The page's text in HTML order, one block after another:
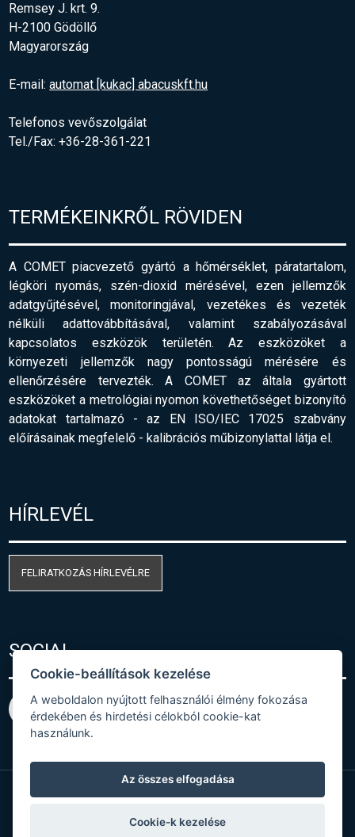
Remsey J. krt. 9.
H-2100 Gödöllő
Magyarország
E-mail:automat [kukac] abacuskft.hu
Telefonos vevőszolgálat
Tel./Fax: +36-28-361-221
TERMÉKEINKRŐL RÖVIDEN
A COMET piacvezető gyártó a hőmérséklet, páratartalom,
légköri nyomás, szén-dioxid mérésével, ezen jellemzők
adatgyűjtésével, monitoringjával, vezetékes és vezeték
nélküli adattovábbításával, valamint szabályozásával
kapcsolatos eszközök területén. Az eszközöket a
környezeti jellemzők nagy pontosságú mérésére és
ellenőrzésére tervezték. A COMET az általa gyártott
eszközöket a metrológiai nyomon követhetőséget bizonyító
adatokat tartalmazó - az EN ISO/IEC 17025 szabvány
előírásainak megfelelő - kalibrációs műbizonylattal látja el.
HÍRLEVÉL
FELIRATKOZÁS HÍRLEVÉLRE
SOCIAL
bySpaneco
Cookie-beállítások kezelése
A weboldalon nyújtott felhasználói élmény fokozása
érdekében és hirdetési célokból cookie-kat
használunk.
Az összes elfogadása
Cookie-k kezelése